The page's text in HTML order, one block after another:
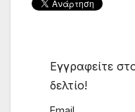
Εγγραφείτε
δελτίο!